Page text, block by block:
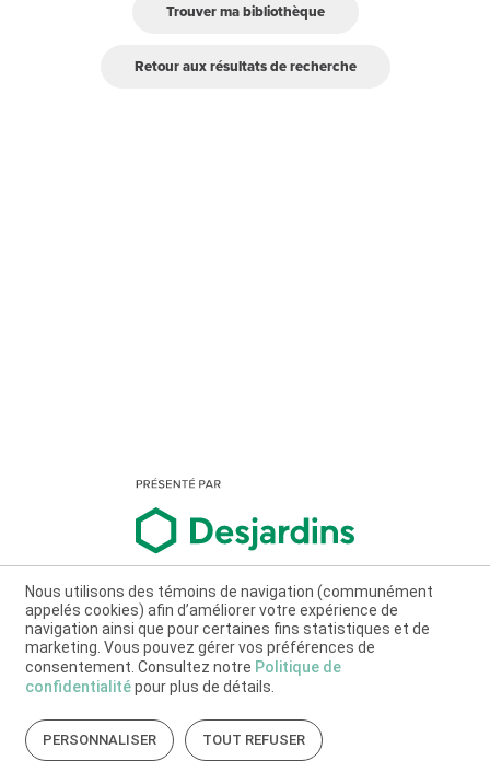
Trouver ma bibliothèque
Retour aux résultats de recherche
Nous utilisons des témoins de navigation (communément
appelés cookies) afin d’améliorer votre expérience de
navigation ainsi que pour certaines fins statistiques et de
marketing. Vous pouvez gérer vos préférences de
consentement. Consultez notre Politique de
confidentialitépour plus de détails.
PERSONNALISER TOUT REFUSER